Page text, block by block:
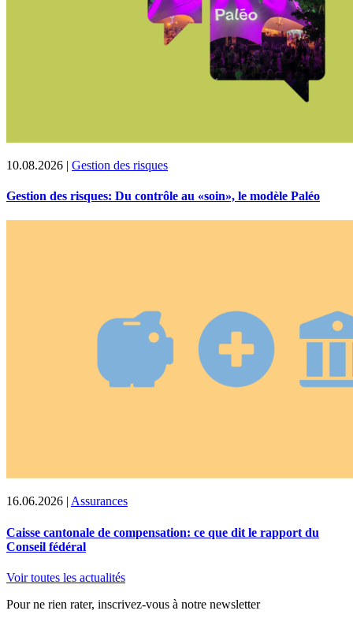
10.08.2026 | Gestion des risques
Gestion des risques: Du contrôle au «soin», le modèle Paléo
16.06.2026 | Assurances
Caisse cantonale de compensation: ce que dit le rapport du
Conseil fédéral
Voir toutes les actualités
Pour ne rien rater, inscrivez-vous à notre newsletter